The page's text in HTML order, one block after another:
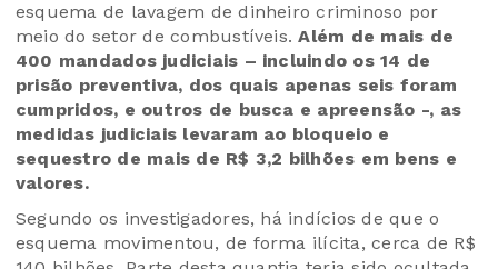
esquema de lavagem de dinheiro criminoso por
meio do setor de combustíveis.Além de mais de
400 mandados judiciais – incluindo os 14 de
prisão preventiva, dos quais apenas seis foram
cumpridos, e outros de busca e apreensão -, as
medidas judiciais levaram ao bloqueio e
sequestro de mais de R$ 3,2 bilhões em bens e
valores.
Segundo os investigadores, há indícios de que o
esquema movimentou, de forma ilícita, cerca de R$